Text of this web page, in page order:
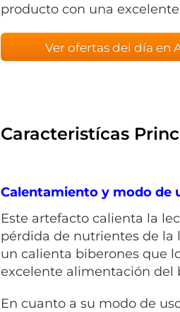
producto con una
Ver ofertas del día en
Caracteristícas
Calentamiento y modo de
Este artefacto calienta la
pérdida de nutrientes de la
un calienta biberones que
excelente alimentación del
En cuanto a su modo de